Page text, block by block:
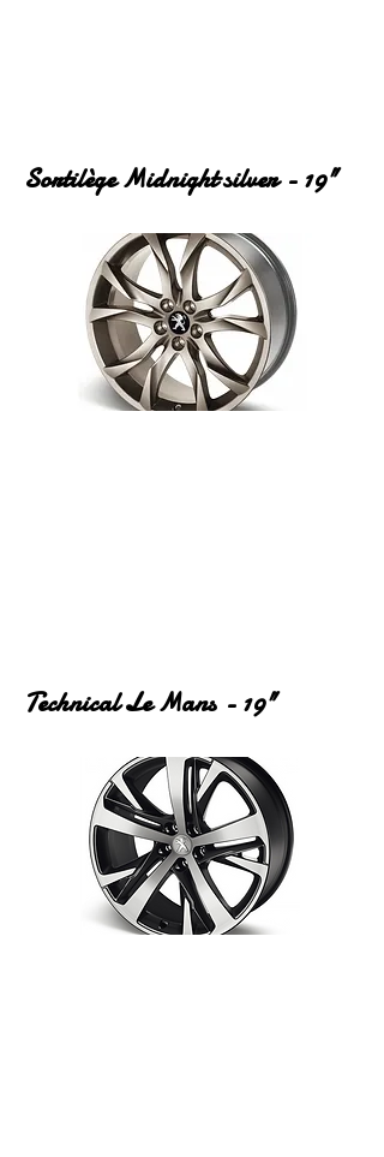
Sortilège Midnight silver - 19"
Technical Le Mans - 19"